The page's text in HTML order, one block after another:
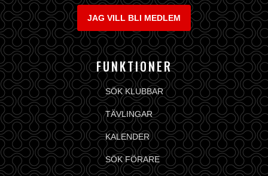
JAG VILL BLI MEDLEM
FUNKTIONER
SÖK KLUBBAR
TÄVLINGAR
KALENDER
SÖK FÖRARE